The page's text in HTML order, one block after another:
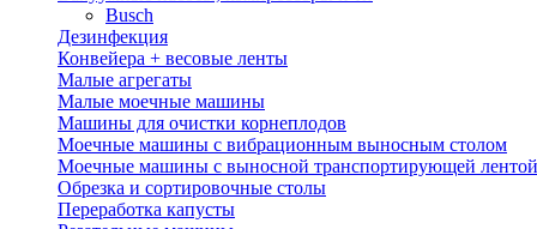
Busch
Дезинфекция
Конвейера + весовые ленты
Малые агрегаты
Малые моечные машины
Машины для очистки корнеплодов
Моечные машины с вибрационным выносным столом
Моечные машины с выносной транспортирующей лентой
Обрезка и сортировочные столы
Переработка капусты